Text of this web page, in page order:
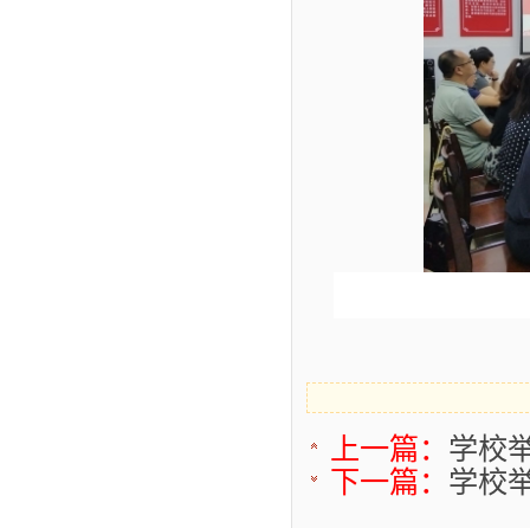
上一篇： 学校
下一篇： 学校